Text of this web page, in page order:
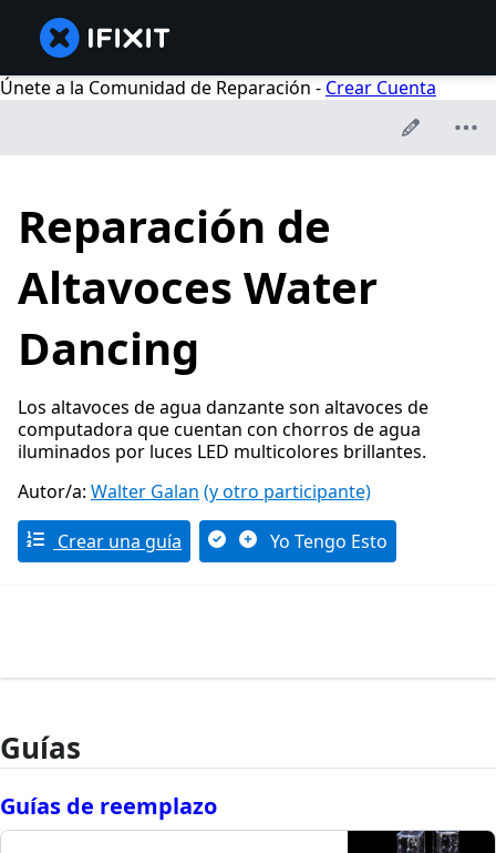
Únete a la Comunidad de Reparación - Crear Cuenta
Reparación de
Altavoces Water
Dancing
Los altavoces de agua danzante son altavoces de
computadora que cuentan con chorros de agua
iluminados por luces LED multicolores brillantes.
Autor/a: Walter Galan (y otro participante)
Crear una guía Yo Tengo Esto
Guías
Guías de reemplazo